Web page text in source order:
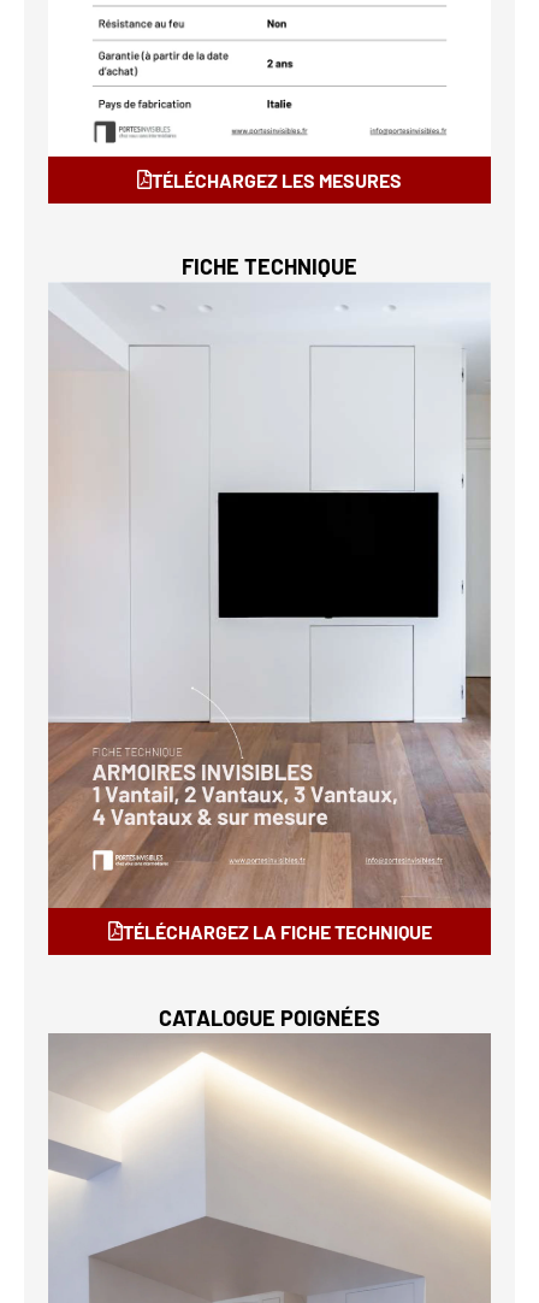
TÉLÉCHARGEZ LES MESURES
FICHE TECHNIQUE
TÉLÉCHARGEZ LA FICHE TECHNIQUE
CATALOGUE POIGNÉES